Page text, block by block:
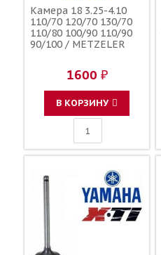
Камера 18 3.25-4.10
110/70 120/70 130/70
110/80 100/90 110/90
90/100 / METZELER
1600 ₽
В КОРЗИНУ